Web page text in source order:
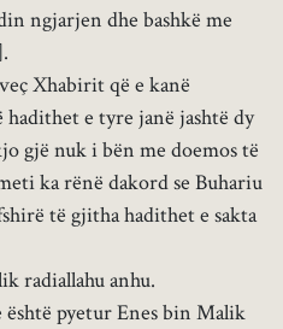
ngjarjen dhe bashkë me
Xhabirit që e kanë
e tyre janë jashtë dy
gjë nuk i bën me doemos të
ka rënë dakord se Buhariu
të gjitha hadithet e sakta
radiallahu anhu.
pyetur Enes bin Malik